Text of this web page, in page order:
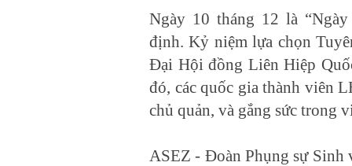
Ngày 10 tháng 12 là
định. Kỷ niệm lựa chọn
Đại Hội đồng Liên Hiệp
đó, các quốc gia thành viên
chủ quản, và gắng sức trong
ASEZ - Đoàn Phụng sự Sinh